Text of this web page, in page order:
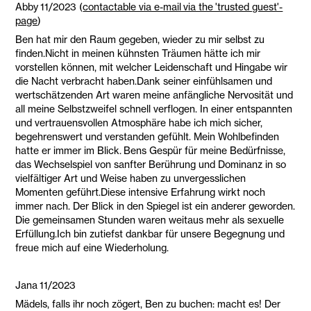
Abby 11/2023 (contactable via e-mail via the 'trusted guest'-
page)
Ben hat mir den Raum gegeben, wieder zu mir selbst zu
finden.Nicht in meinen kühnsten Träumen hätte ich mir
vorstellen können, mit welcher Leidenschaft und Hingabe wir
die Nacht verbracht haben.Dank seiner einfühlsamen und
wertschätzenden Art waren meine anfängliche Nervosität und
all meine Selbstzweifel schnell verflogen. In einer entspannten
und vertrauensvollen Atmosphäre habe ich mich sicher,
begehrenswert und verstanden gefühlt. Mein Wohlbefinden
hatte er immer im Blick. Bens Gespür für meine Bedürfnisse,
das Wechselspiel von sanfter Berührung und Dominanz in so
vielfältiger Art und Weise haben zu unvergesslichen
Momenten geführt.Diese intensive Erfahrung wirkt noch
immer nach. Der Blick in den Spiegel ist ein anderer geworden.
Die gemeinsamen Stunden waren weitaus mehr als sexuelle
Erfüllung.Ich bin zutiefst dankbar für unsere Begegnung und
freue mich auf eine Wiederholung.
Jana 11/2023
Mädels, falls ihr noch zögert, Ben zu buchen: macht es! Der